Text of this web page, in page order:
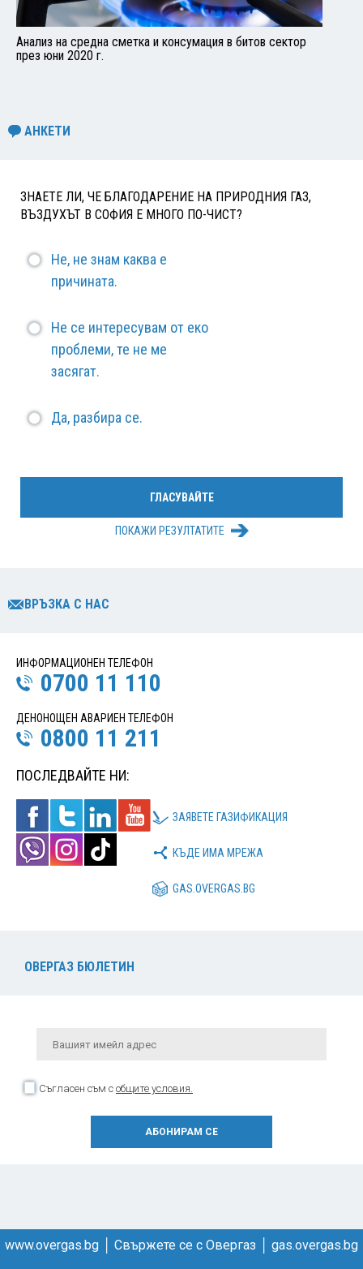
Анализ на средна сметка и консумация в битов сектор
през юни 2020 г.
АНКЕТИ
ЗНАЕТЕ ЛИ, ЧЕ БЛАГОДАРЕНИЕ НА ПРИРОДНИЯ ГАЗ,
ВЪЗДУХЪТ В СОФИЯ Е МНОГО ПО-ЧИСТ?
Не, не знам каква е
причината.
Не се интересувам от еко
проблеми, те не ме
засягат.
Да, разбира се.
ПОКАЖИ РЕЗУЛТАТИТЕ
ВРЪЗКА С НАС
ИНФОРМАЦИОНЕН ТЕЛЕФОН
0700 11 110
ДЕНОНОЩЕН АВАРИЕН ТЕЛЕФОН
0800 11 211
ПОСЛЕДВАЙТЕ НИ:
ЗАЯВЕТЕ ГАЗИФИКАЦИЯ
КЪДЕ ИМА МРЕЖА
GAS.OVERGAS.BG
ОВЕРГАЗ БЮЛЕТИН
Съгласен съм с общите условия.
www.overgas.bg Свържете се с Овергаз gas.overgas.bg